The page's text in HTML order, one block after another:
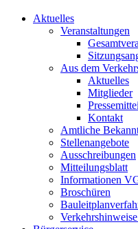
Aktuelles
Veranstaltungen
Aus dem
Aktuelles
Mitglieder
Kontakt
Amtliche
Stellenangebote
Ausschreibungen
Mitteilungsblatt
Informationen
Broschüren